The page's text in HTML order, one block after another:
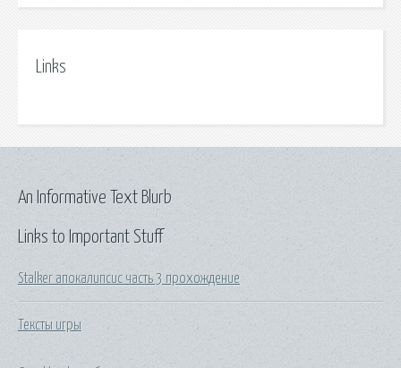
Links
Links to Important Stuff
Stalker апокалипсис часть 3 прохождение
Тексты игры
An Informative Text Blurb